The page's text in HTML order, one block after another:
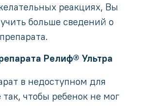
реакциях, Вы
больше сведений о
Релиф® Ультра
в недоступном для
так, чтобы ребенок не мог